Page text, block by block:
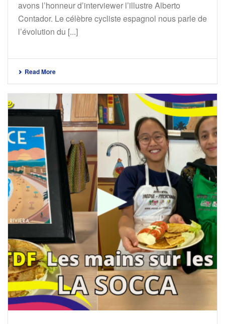
avons l’honneur d’interviewer l’illustre Alberto
Contador. Le célèbre cycliste espagnol nous parle de
l’évolution du [...]
Read More